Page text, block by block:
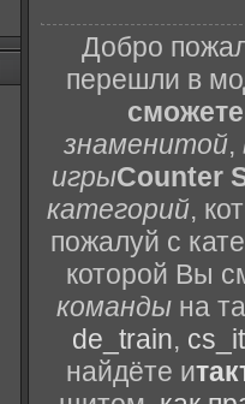
Добро
перешли в
знаменитой,
игрыCounter
категорий,
пожалуй с
которой Вы
команды на
de_train,
найдёте и